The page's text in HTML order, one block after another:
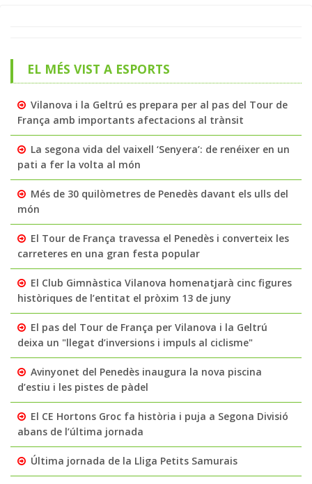
EL MÉS VIST A ESPORTS
Vilanova i la Geltrú es prepara per al pas del Tour de
França amb importants afectacions al trànsit
La segona vida del vaixell ‘Senyera’: de renéixer en un
pati a fer la volta al món
Més de 30 quilòmetres de Penedès davant els ulls del
món
El Tour de França travessa el Penedès i converteix les
carreteres en una gran festa popular
El Club Gimnàstica Vilanova homenatjarà cinc figures
històriques de l’entitat el pròxim 13 de juny
El pas del Tour de França per Vilanova i la Geltrú
deixa un "llegat d’inversions i impuls al ciclisme"
Avinyonet del Penedès inaugura la nova piscina
d’estiu i les pistes de pàdel
El CE Hortons Groc fa història i puja a Segona Divisió
abans de l’última jornada
Última jornada de la Lliga Petits Samurais